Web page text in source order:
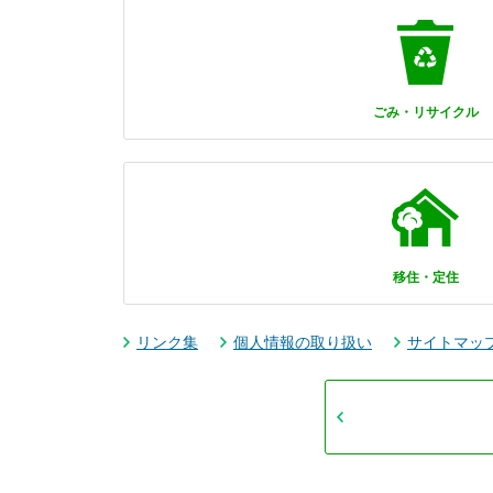
ごみ・リサイクル
移住・定住
リンク集 個人情報の取り扱い サイトマッ